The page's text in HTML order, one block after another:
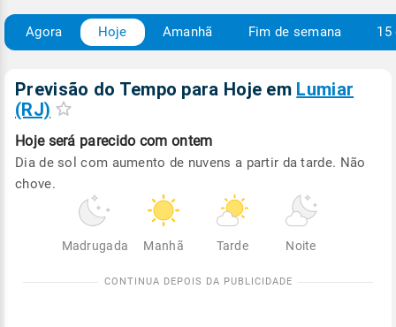
Agora Hoje Amanhã Fim de semana 15
Previsão do Tempo para Hoje em Lumiar
(RJ)
Hoje será parecido com ontem
Dia de sol com aumento de nuvens a partir da tarde. Não
chove.
Madrugada Manhã Tarde Noite